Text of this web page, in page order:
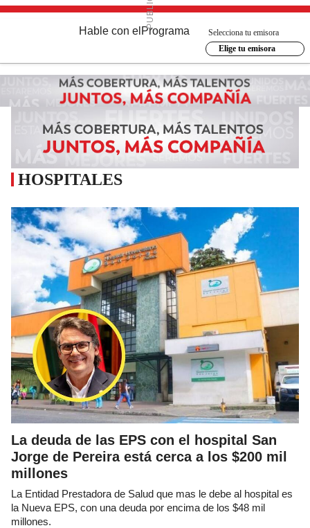
Hable con el Programa
Selecciona tu emisora
Elige tu emisora
HOSPITALES
La deuda de las EPS con el hospital San
Jorge de Pereira está cerca a los $200 mil
millones
La Entidad Prestadora de Salud que mas le debe al hospital es
la Nueva EPS, con una deuda por encima de los $48 mil
millones.